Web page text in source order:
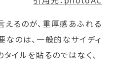
るのが、重厚感あふれる
なのは、一般的なサイディ
タイルを貼るのではなく、